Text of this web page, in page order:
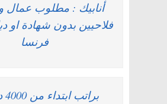
أنابيك : مطلوب عمال
فلاحيين بدون شهادة او
فرنسا